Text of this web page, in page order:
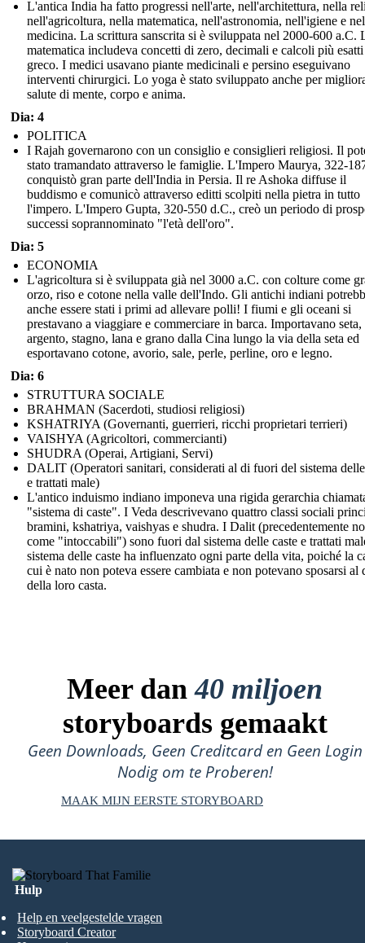
L'antica India ha fatto progressi nell'arte, nell'architettura, nella
nell'agricoltura, nella matematica, nell'astronomia, nell'igiene e
medicina. La scrittura sanscrita si è sviluppata nel 2000-600 a.C.
matematica includeva concetti di zero, decimali e calcoli più
greco. I medici usavano piante medicinali e persino eseguivano
interventi chirurgici. Lo yoga è stato sviluppato anche per
salute di mente, corpo e anima.
Dia: 4
POLITICA
I Rajah governarono con un consiglio e consiglieri religiosi. Il
stato tramandato attraverso le famiglie. L'Impero Maurya, 322-
conquistò gran parte dell'India in Persia. Il re Ashoka diffuse il
buddismo e comunicò attraverso editti scolpiti nella pietra in tutto
l'impero. L'Impero Gupta, 320-550 d.C., creò un periodo di
successi soprannominato "l'età dell'oro".
Dia: 5
ECONOMIA
L'agricoltura si è sviluppata già nel 3000 a.C. con colture come
orzo, riso e cotone nella valle dell'Indo. Gli antichi indiani
anche essere stati i primi ad allevare polli! I fiumi e gli oceani si
prestavano a viaggiare e commerciare in barca. Importavano seta,
argento, stagno, lana e grano dalla Cina lungo la via della seta ed
esportavano cotone, avorio, sale, perle, perline, oro e legno.
Dia: 6
STRUTTURA SOCIALE
BRAHMAN (Sacerdoti, studiosi religiosi)
KSHATRIYA (Governanti, guerrieri, ricchi proprietari terrieri)
VAISHYA (Agricoltori, commercianti)
SHUDRA (Operai, Artigiani, Servi)
DALIT (Operatori sanitari, considerati al di fuori del sistema delle
e trattati male)
L'antico induismo indiano imponeva una rigida gerarchia
"sistema di caste". I Veda descrivevano quattro classi sociali
bramini, kshatriya, vaishyas e shudra. I Dalit (precedentemente
come "intoccabili") sono fuori dal sistema delle caste e trattati
sistema delle caste ha influenzato ogni parte della vita, poiché la
cui è nato non poteva essere cambiata e non potevano sposarsi al
della loro casta.
Meer dan40 miljoen
storyboards gemaakt
Geen Downloads, Geen Creditcard en Geen Login
Nodig om te Proberen!
MAAK MIJN EERSTE STORYBOARD
Hulp
Help en veelgestelde vragen
Storyboard Creator